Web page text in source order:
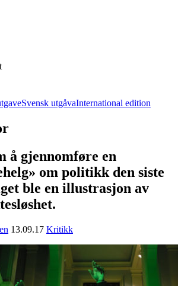
Svensk utgåvaInternational edition
å gjennomføre en
om politikk den siste
ble en illustrasjon av
13.09.17 Kritikk